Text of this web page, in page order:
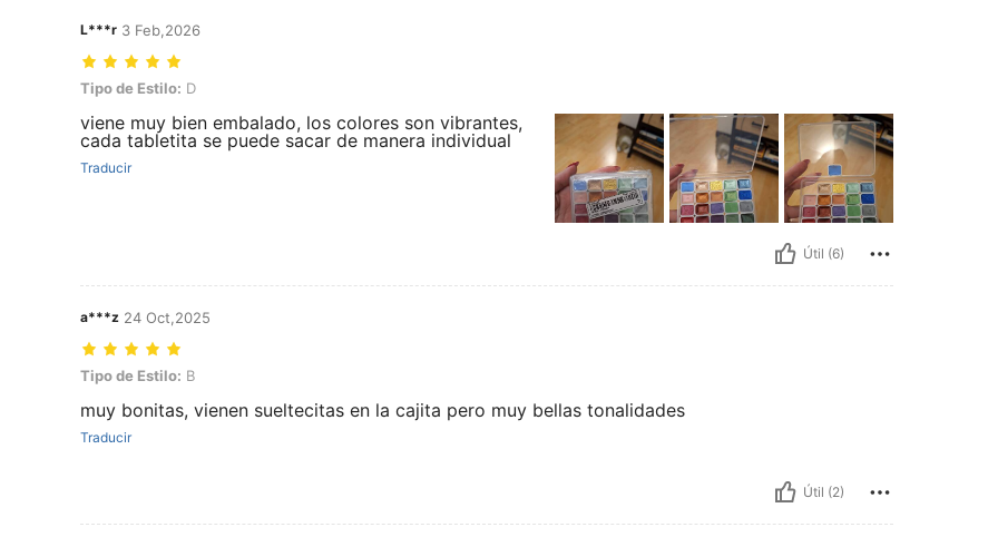
L***r 3 Feb,2026
Tipo de Estilo: D
Tipo de Estilo: D
viene muy bien embalado, los colores son vibrantes,
cada tabletita se puede sacar de manera individual
Traducir
Útil (6)
a***z 24 Oct,2025
Tipo de Estilo: B
Tipo de Estilo: B
muy bonitas, vienen sueltecitas en la cajita pero muy bellas tonalidades
Traducir
Útil (2)